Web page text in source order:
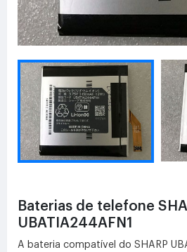
Baterias de telefone
UBATIA244AFN1
A bateria compatível do SHARP